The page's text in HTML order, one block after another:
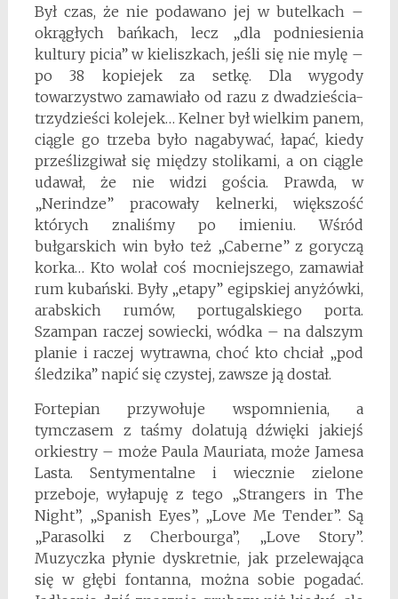
Był czas, że nie podawano jej w butelkach –
okrągłych bańkach, lecz „dla podniesienia
kultury picia” w kieliszkach, jeśli się nie mylę –
po 38 kopiejek za setkę. Dla wygody
towarzystwo zamawiało od razu z dwadzieścia-
trzydzieści kolejek… Kelner był wielkim panem,
ciągle go trzeba było nagabywać, łapać, kiedy
prześlizgiwał się między stolikami, a on ciągle
udawał, że nie widzi gościa. Prawda, w
„Nerindze” pracowały kelnerki, większość
których znaliśmy po imieniu. Wśród
bułgarskich win było też „Caberne” z goryczą
korka… Kto wolał coś mocniejszego, zamawiał
rum kubański. Były „etapy” egipskiej anyżówki,
arabskich rumów, portugalskiego porta.
Szampan raczej sowiecki, wódka – na dalszym
planie i raczej wytrawna, choć kto chciał „pod
śledzika” napić się czystej, zawsze ją dostał.
Fortepian przywołuje wspomnienia, a
tymczasem z taśmy dolatują dźwięki jakiejś
orkiestry – może Paula Mauriata, może Jamesa
Lasta. Sentymentalne i wiecznie zielone
przeboje, wyłapuję z tego „Strangers in The
Night”, „Spanish Eyes”, „Love Me Tender”. Są
„Parasolki z Cherbourga”, „Love Story”.
Muzyczka płynie dyskretnie, jak przelewająca
się w głębi fontanna, można sobie pogadać.